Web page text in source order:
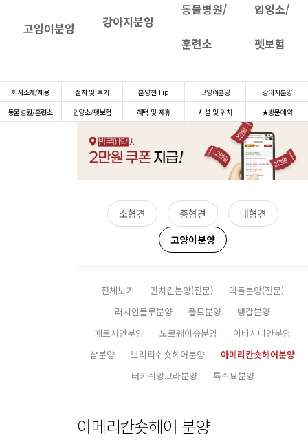
고양이분양 강아지분양
동물병원/
훈련소
입양소/
펫보험
회사소개/채용 절차 및 후기 분양전 Tip 고양이분양
강아지분양
동물병원/훈련소
입양소/펫보험 혜택 및 제휴 시설 및 위치 ★방문예약
소형견 중형견
대형견
고양이분양
전체보기 먼치킨분양(전문)
랙돌분양(전문)
러시안블루분양
폴드분양
뱅갈분양
페르시안분양
노르웨이숲분양
아비시니안분양
샴분양
브리티쉬숏헤어분양
아메리칸숏헤어분양
터키쉬앙고라분양
특수묘분양
아메리칸숏헤어 분양